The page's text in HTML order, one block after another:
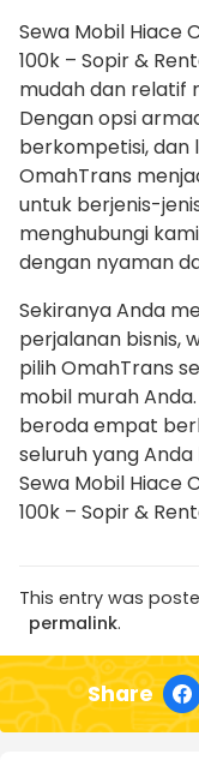
Sewa Mobil Hiace
100k – Sopir &
mudah dan relatif
Dengan opsi
berkompetisi, dan
OmahTrans
untuk berjenis-
menghubungi
dengan nyaman
Sekiranya Anda
perjalanan bisnis,
pilih OmahTrans
mobil murah
beroda empat
seluruh yang
Sewa Mobil Hiace
100k – Sopir &
This entry was
permalink.
Share